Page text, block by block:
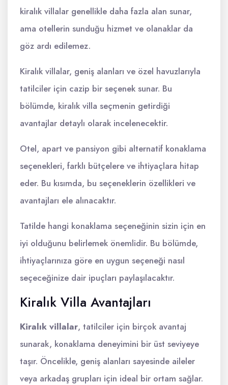
kiralık villalar genellikle daha fazla alan sunar,
ama otellerin sunduğu hizmet ve olanaklar da
göz ardı edilemez.
Kiralık villalar, geniş alanları ve özel havuzlarıyla
tatilciler için cazip bir seçenek sunar. Bu
bölümde, kiralık villa seçmenin getirdiği
avantajlar detaylı olarak incelenecektir.
Otel, apart ve pansiyon gibi alternatif konaklama
seçenekleri, farklı bütçelere ve ihtiyaçlara hitap
eder. Bu kısımda, bu seçeneklerin özellikleri ve
avantajları ele alınacaktır.
Tatilde hangi konaklama seçeneğinin sizin için en
iyi olduğunu belirlemek önemlidir. Bu bölümde,
ihtiyaçlarınıza göre en uygun seçeneği nasıl
seçeceğinize dair ipuçları paylaşılacaktır.
Kiralık Villa Avantajları
Kiralık villalar, tatilciler için birçok avantaj
sunarak, konaklama deneyimini bir üst seviyeye
taşır. Öncelikle, geniş alanları sayesinde aileler
veya arkadaş grupları için ideal bir ortam sağlar.